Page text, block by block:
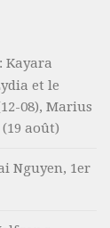
Kayara
et le
08), Marius
août)
Nguyen, 1er